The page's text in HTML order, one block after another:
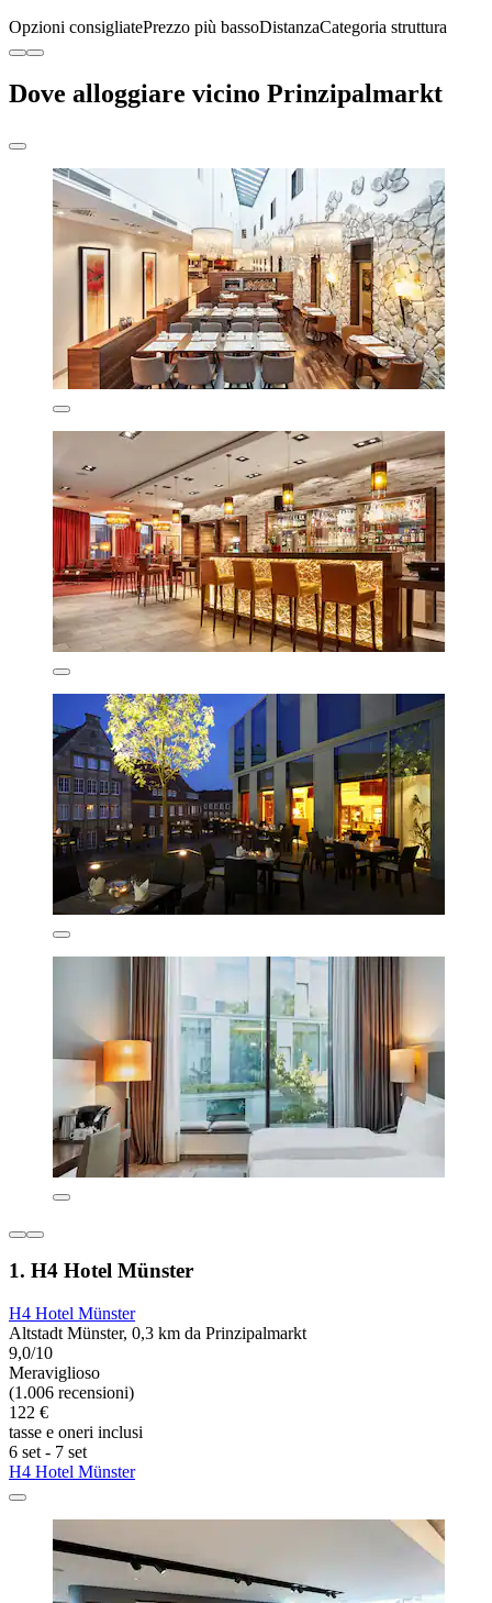
Opzioni consigliatePrezzo più bassoDistanzaCategoria struttura
Dove alloggiare vicino Prinzipalmarkt
1. H4 Hotel Münster
H4 Hotel Münster
Altstadt Münster, 0,3 km da Prinzipalmarkt
9,0/10
Meraviglioso
(1.006 recensioni)
122 €
tasse e oneri inclusi
6 set - 7 set
H4 Hotel Münster